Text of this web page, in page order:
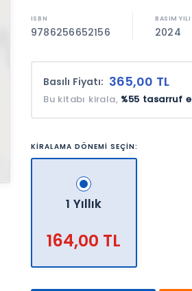
9786256652156 2024
Basılı Fiyatı: 365,00 TL
Bu kitabı kirala, %55 tasarruf
KİRALAMA DÖNEMİ SEÇİN:
1 Yıllık
164,00 TL